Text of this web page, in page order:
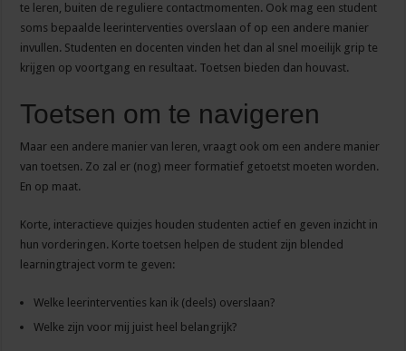
te leren, buiten de reguliere contactmomenten. Ook mag een student
soms bepaalde leerinterventies overslaan of op een andere manier
invullen. Studenten en docenten vinden het dan al snel moeilijk grip te
krijgen op voortgang en resultaat. Toetsen bieden dan houvast.
Toetsen om te navigeren
Maar een andere manier van leren, vraagt ook om een andere manier
van toetsen. Zo zal er (nog) meer formatief getoetst moeten worden.
En op maat.
Korte, interactieve quizjes houden studenten actief en geven inzicht in
hun vorderingen. Korte toetsen helpen de student zijn blended
learningtraject vorm te geven:
Welke leerinterventies kan ik (deels) overslaan?
Welke zijn voor mij juist heel belangrijk?